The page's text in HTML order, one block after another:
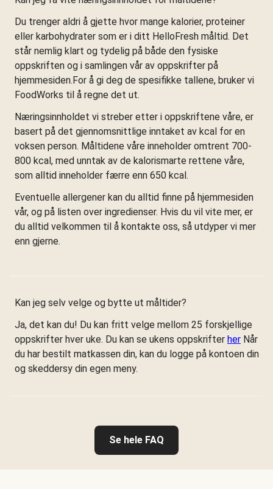
Du trenger aldri å gjette hvor mange kalorier, proteiner
eller karbohydrater som er i ditt HelloFresh måltid. Det
står nemlig klart og tydelig på både den fysiske
oppskriften og i samlingen vår av oppskrifter på
hjemmesiden.For å gi deg de spesifikke tallene, bruker vi
FoodWorks til å regne det ut.
Næringsinnholdet vi streber etter i oppskriftene våre, er
basert på det gjennomsnittlige inntaket av kcal for en
voksen person. Måltidene våre inneholder omtrent 700-
800 kcal, med unntak av de kalorismarte rettene våre,
som alltid inneholder færre enn 650 kcal.
Eventuelle allergener kan du alltid finne på hjemmesiden
vår, og på listen over ingredienser. Hvis du vil vite mer, er
du alltid velkommen til å kontakte oss, så utdyper vi mer
enn gjerne.
Kan jeg selv velge og bytte ut måltider?
Ja, det kan du! Du kan fritt velge mellom 25 forskjellige
oppskrifter hver uke. Du kan se ukens oppskrifter her Når
du har bestilt matkassen din, kan du logge på kontoen din
og skeddersy din egen meny.
Se hele FAQ